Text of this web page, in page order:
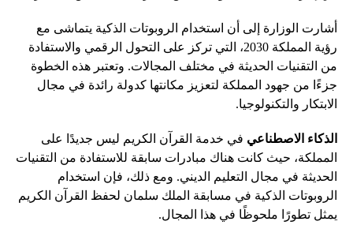
أشارت الوزارة إلى أن استخدام الروبوتات الذكية يتماشى مع
رؤية المملكة 2030، التي تركز على التحول الرقمي والاستفادة
من التقنيات الحديثة في مختلف المجالات. وتعتبر هذه الخطوة
جزءًا من جهود المملكة لتعزيز مكانتها كدولة رائدة في مجال
الابتكار والتكنولوجيا.
الذكاء الاصطناعي في خدمة القرآن الكريم ليس جديدًا على
المملكة، حيث كانت هناك مبادرات سابقة للاستفادة من التقنيات
الحديثة في مجال التعليم الديني. ومع ذلك، فإن استخدام
الروبوتات الذكية في مسابقة الملك سلمان لحفظ القرآن الكريم
يمثل تطورًا ملحوظًا في هذا المجال.